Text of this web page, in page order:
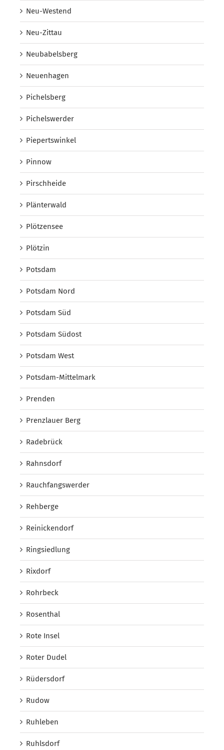
Neu-Westend
Neu-Zittau
Neubabelsberg
Neuenhagen
Pichelsberg
Pichelswerder
Piepertswinkel
Pinnow
Pirschheide
Plänterwald
Plötzensee
Plötzin
Potsdam
Potsdam Nord
Potsdam Süd
Potsdam Südost
Potsdam West
Potsdam-Mittelmark
Prenden
Prenzlauer Berg
Radebrück
Rahnsdorf
Rauchfangswerder
Rehberge
Reinickendorf
Ringsiedlung
Rixdorf
Rohrbeck
Rosenthal
Rote Insel
Roter Dudel
Rüdersdorf
Rudow
Ruhleben
Ruhlsdorf